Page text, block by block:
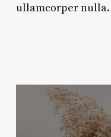
ullamcorper nulla.